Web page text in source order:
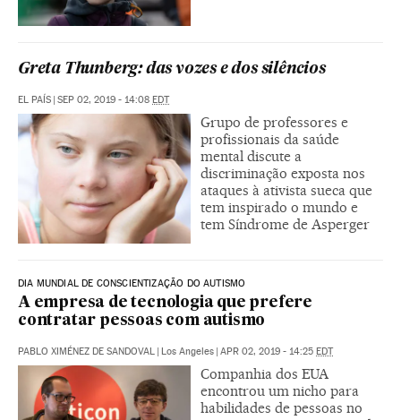
Greta Thunberg: das vozes e dos silêncios
EL PAÍS SEP 02, 2019 - 14:08 EDT
Grupo de professores e
profissionais da saúde
mental discute a
discriminação exposta nos
ataques à ativista sueca que
tem inspirado o mundo e
tem Síndrome de Asperger
DIA MUNDIAL DE CONSCIENTIZAÇÃO DO AUTISMO
A empresa de tecnologia que prefere
contratar pessoas com autismo
PABLO XIMÉNEZ DE SANDOVAL | Los Angeles | APR 02, 2019 - 14:25 EDT
Companhia dos EUA
encontrou um nicho para
habilidades de pessoas no